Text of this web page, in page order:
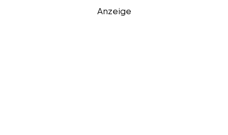
Anzeige